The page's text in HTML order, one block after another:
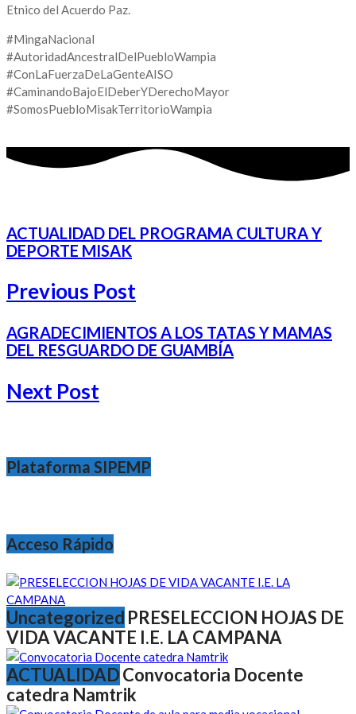
Etnico del Acuerdo Paz.
#MingaNacional
#AutoridadAncestralDelPuebloWampia
#ConLaFuerzaDeLaGenteAISO
#CaminandoBajoElDeberYDerechoMayor
#SomosPuebloMisakTerritorioWampia
ACTUALIDAD DEL PROGRAMA CULTURA Y
DEPORTE MISAK
Previous Post
AGRADECIMIENTOS A LOS TATAS Y MAMAS
DEL RESGUARDO DE GUAMBÍA
Next Post
Plataforma SIPEMP
Acceso Rápido
Uncategorized PRESELECCION HOJAS DE
VIDA VACANTE I.E. LA CAMPANA
ACTUALIDADConvocatoria Docente
catedra Namtrik